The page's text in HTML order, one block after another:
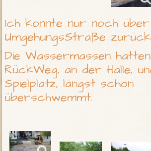
Ich konnte nur noch
UmgehungsStraße zurück
Die Wassermassen
RückWeg, an der Halle,
Spielplatz, längst schon
überschwemmt.